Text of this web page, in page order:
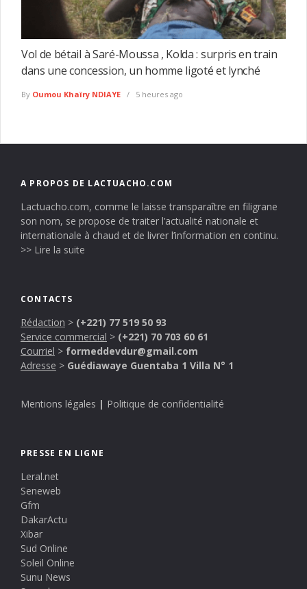
Vol de bétail à Saré-Moussa , Kolda : surpris en train
dans une concession, un homme ligoté et lynché
By Oumou Khaïry NDIAYE 5 heures ago
A PROPOS DE LACTUACHO.COM
Lactuacho.com, comme le laisse transparaître en filigrane
son nom, se propose de traiter l’actualité nationale et
internationale à chaud et de livrer l’information en continu.
>> Lire la suite
CONTACTS
Rédaction > (+221) 77 519 50 93
Service commercial > (+221) 70 703 60 61
Courriel > formeddevdur@gmail.com
Adresse > Guédiawaye Guentaba 1 Villa N° 1
Mentions légales | Politique de confidentialité
PRESSE EN LIGNE
Leral.net
Seneweb
Gfm
DakarActu
Xibar
Sud Online
Soleil Online
Sunu News